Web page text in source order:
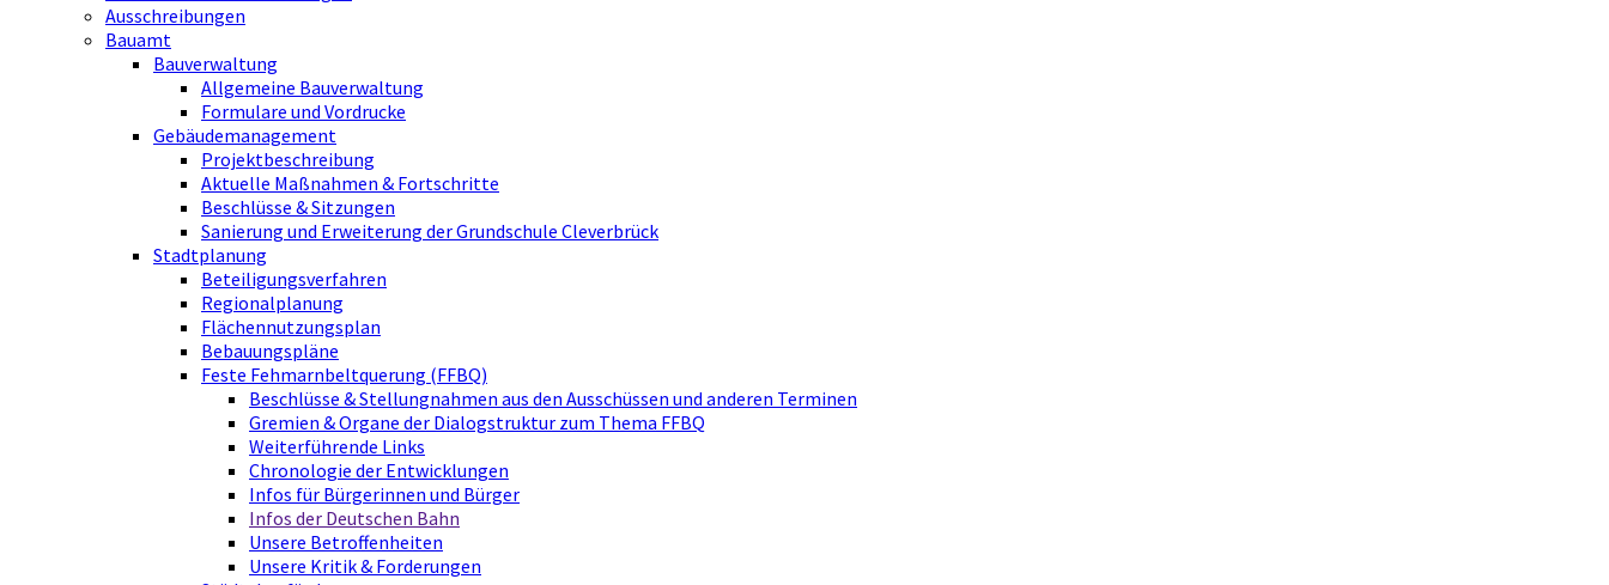
Ausschreibungen
Bauamt
Bauverwaltung
Allgemeine Bauverwaltung
Formulare und Vordrucke
Gebäudemanagement
Projektbeschreibung
Aktuelle Maßnahmen & Fortschritte
Beschlüsse & Sitzungen
Sanierung und Erweiterung der Grundschule Cleverbrück
Stadtplanung
Beteiligungsverfahren
Regionalplanung
Flächennutzungsplan
Bebauungspläne
Feste Fehmarnbeltquerung (FFBQ)
Beschlüsse & Stellungnahmen aus den Ausschüssen und anderen Terminen
Gremien & Organe der Dialogstruktur zum Thema FFBQ
Weiterführende Links
Chronologie der Entwicklungen
Infos für Bürgerinnen und Bürger
Infos der Deutschen Bahn
Unsere Betroffenheiten
Unsere Kritik & Forderungen